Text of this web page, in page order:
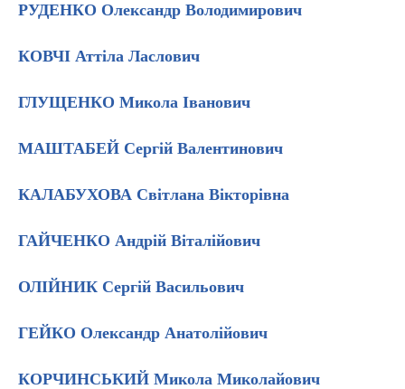
РУДЕНКО Олександр Володимирович
КОВЧІ Аттіла Ласлович
ГЛУЩЕНКО Микола Іванович
МАШТАБЕЙ Сергій Валентинович
КАЛАБУХОВА Світлана Вікторівна
ГАЙЧЕНКО Андрій Віталійович
ОЛІЙНИК Сергій Васильович
ГЕЙКО Олександр Анатолійович
КОРЧИНСЬКИЙ Микола Миколайович